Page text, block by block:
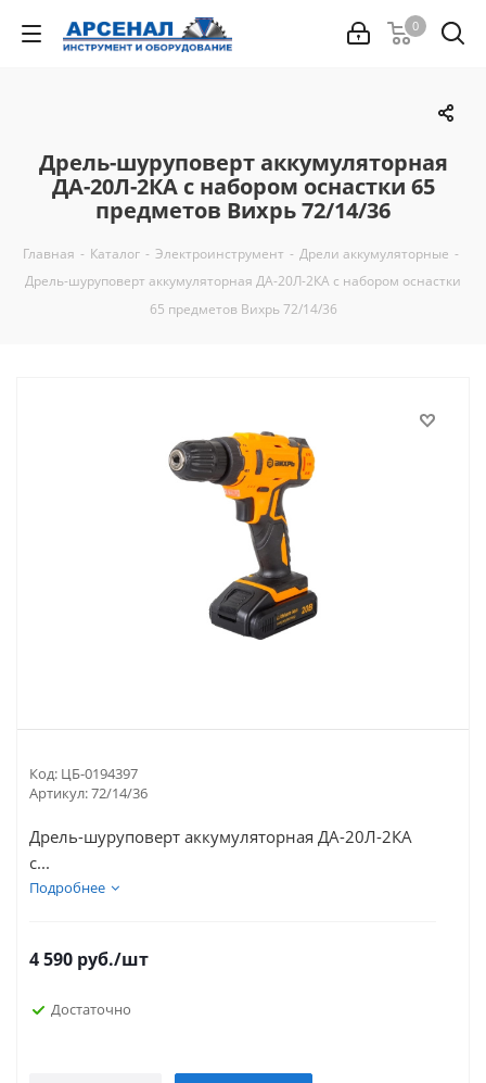
0
Дрель-шуруповерт аккумуляторная
ДА-20Л-2КА с набором оснастки 65
предметов Вихрь 72/14/36
Главная - Каталог - Электроинструмент - Дрели аккумуляторные -
Дрель-шуруповерт аккумуляторная ДА-20Л-2КА с набором оснастки
65 предметов Вихрь 72/14/36
Код: ЦБ-0194397
Артикул:72/14/36
Дрель-шуруповерт аккумуляторная ДА-20Л-2КА
с...
Подробнее
4 590 руб./шт
Достаточно